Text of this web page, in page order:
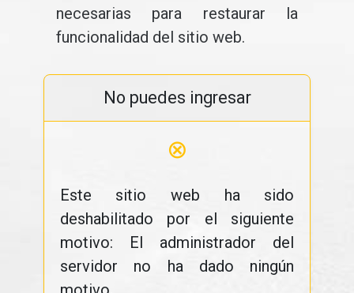
necesarias para restaurar la
funcionalidad del sitio web.
No puedes ingresar
⊗
Este sitio web ha sido
deshabilitado por el siguiente
motivo: El administrador del
servidor no ha dado ningún